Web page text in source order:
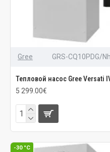
Gree GRS-CQ10PDG/
Тепловой насос Gree Versati
5 299.00€
-30 °C